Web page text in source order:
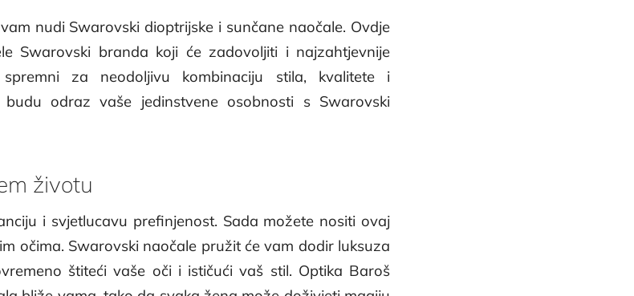
nudi Swarovski dioptrijske i sunčane naočale. Ovdje
Swarovski branda koji će zadovoljiti i najzahtjevnije
za neodoljivu kombinaciju stila, kvalitete i
odraz vaše jedinstvene osobnosti s Swarovski
životu
i svjetlucavu prefinjenost. Sada možete nositi ovaj
očima. Swarovski naočale pružit će vam dodir luksuza
štiteći vaše oči i ističući vaš stil. Optika Baroš